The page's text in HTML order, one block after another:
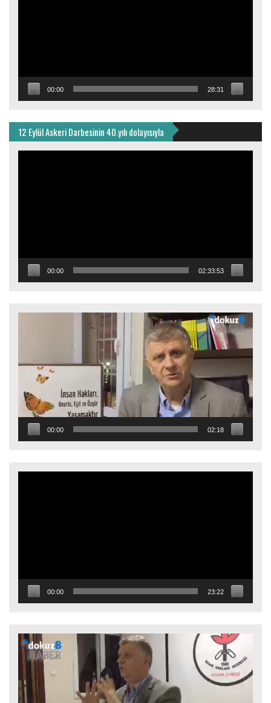
00:00 28:31
12 Eylül Askeri Darbesinin 40.yılı dolayısıyla
00:00 02:33:53
00:00 02:18
00:00 23:22
Video
oynatıcı